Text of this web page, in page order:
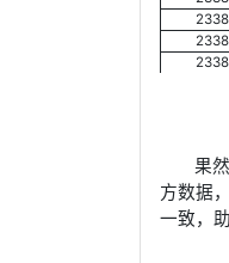
2338
2338
2338
果
方数据
一致，